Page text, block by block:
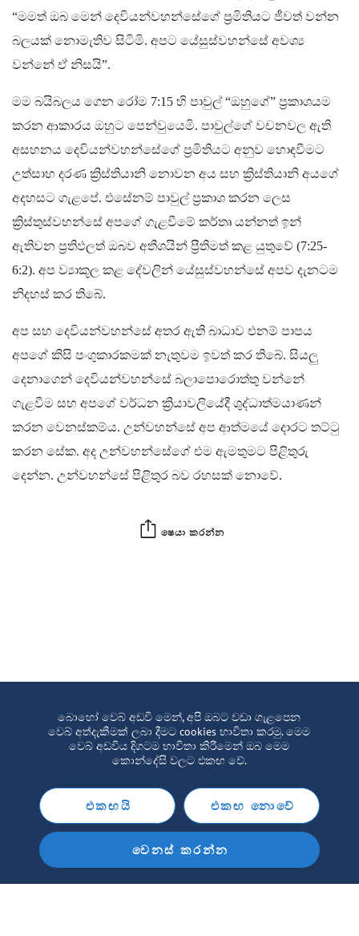
“මමත් ඔබ මෙන් දෙවියන්වහන්සේගේ ප්‍රමිතියට ජීවත් වන්න
බලයක් නොමැතිව සිටිමි. අපට යේසුස්වහන්සේ අවශ්‍ය
වන්නේ ඒ නිසයි”.
මම බයිබලය ගෙන රෝම 7:15 හි පාවුල් “ඔහුගේ” ප්‍රකාශයම
කරන ආකාරය ඔහුට පෙන්වුයෙමි. පාවුල්ගේ වචනවල ඇති
අසහනය දෙවියන්වහන්සේගේ ප්‍රමිතියට අනුව හොඳවීමට
උත්සාහ දරණ ක්‍රිස්තියානි නොවන අය සහ ක්‍රිස්තියානි අයගේ
අදහසට ගැළපේ. එසේනම් පාවුල් ප්‍රකාශ කරන ලෙස
ක්‍රිස්තුස්වහන්සේ අපගේ ගැළවීමේ කර්තෘ යන්නත් ඉන්
ඇතිවන ප්‍රතිඵලත් ඔබව අතීශයින් ප්‍රීතිමත් කළ යුතුවේ (7:25-
6:2). අප ව්‍යාකූල කළ දේවලින් යේසුස්වහන්සේ අපව දැනටම
නිදහස් කර තිබේ.
අප සහ දෙවියන්වහන්සේ අතර ඇති බාධාව එනම් පාපය
අපගේ කිසි පංගුකාරකමක් නැතුවම ඉවත් කර තිබේ. සියලු
දෙනාගෙන් දෙවියන්වහන්සේ බලාපොරොත්තු වන්නේ
ගැළවීම සහ අපගේ වර්ධන ක්‍රියාවලියේදී ශුද්ධාත්මයාණන්
කරන වෙනස්කම්ය. උන්වහන්සේ අප ආත්මයේ දොරට තට්ටු
කරන සේක. අද උන්වහන්සේගේ එම ඇමතුමට පිළිතුරු
දෙන්න. උන්වහන්සේ පිළිතුර බව රහසක් නොවේ.
ෂෙයා කරන්න
බොහෝ වෙබ් අඩවි මෙන්, අපි ඔබට වඩා ගැළපෙන
වෙබ් අත්දැකීමක් ලබා දීමට cookies භාවිතා කරමු. මෙම
වෙබ් අඩවිය දිගටම භාවිතා කිරීමෙන් ඔබ මෙම
කොන්දේසි වලට එකඟ වේ.
එකඟයි එකඟ නොවේ
වෙනස් කරන්න